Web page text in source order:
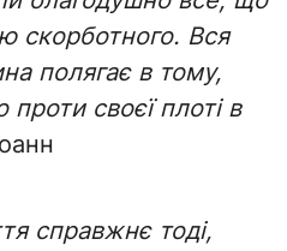
скорботного. Вся
полягає в тому,
своєї плоті в
справжнє тоді,